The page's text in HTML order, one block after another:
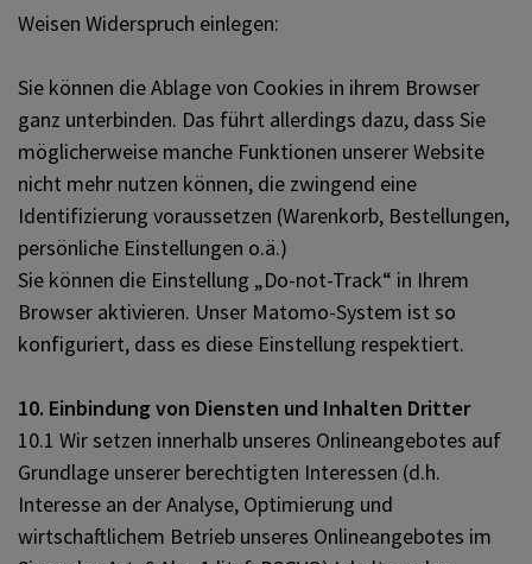
Weisen Widerspruch einlegen:
Sie können die Ablage von Cookies in ihrem Browser
ganz unterbinden. Das führt allerdings dazu, dass Sie
möglicherweise manche Funktionen unserer Website
nicht mehr nutzen können, die zwingend eine
Identifizierung voraussetzen (Warenkorb, Bestellungen,
persönliche Einstellungen o.ä.)
Sie können die Einstellung „Do-not-Track“ in Ihrem
Browser aktivieren. Unser Matomo-System ist so
konfiguriert, dass es diese Einstellung respektiert.
10. Einbindung von Diensten und Inhalten Dritter
10.1 Wir setzen innerhalb unseres Onlineangebotes auf
Grundlage unserer berechtigten Interessen (d.h.
Interesse an der Analyse, Optimierung und
wirtschaftlichem Betrieb unseres Onlineangebotes im